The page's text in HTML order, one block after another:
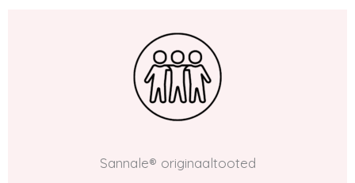
Sannale® originaaltooted